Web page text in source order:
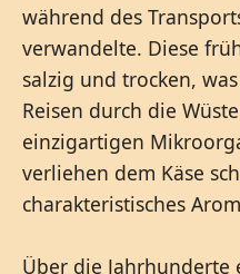
während des
verwandelte. Diese
salzig und trocken,
Reisen durch die
einzigartigen
verliehen dem Käse
charakteristisches
Über die Jahrhunderte